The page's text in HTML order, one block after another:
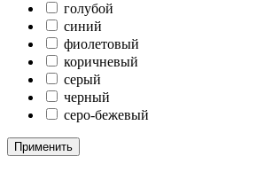
голубой
синий
фиолетовый
коричневый
серый
черный
серо-бежевый
Применить